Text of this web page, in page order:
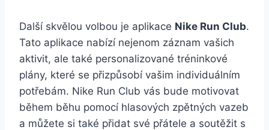
Další skvělou volbou je aplikace Nike Run Club.
Tato aplikace nabízí nejenom záznam vašich
aktivit, ale také personalizované tréninkové
plány, které se přizpůsobí vašim individuálním
potřebám. Nike Run Club vás bude motivovat
během běhu pomocí hlasových zpětných vazeb
a můžete si také přidat své přátele a soutěžit s